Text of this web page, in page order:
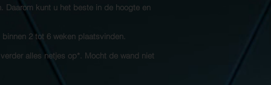
Daarom kunt u het beste in de hoogte en
2 tot 6 weken plaatsvinden.
alles netjes op*. Mocht de wand niet